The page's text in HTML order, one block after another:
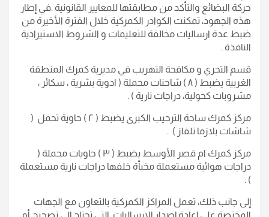
حركة البضائع والتأكد من مطابقتها للمعايير القانونية .في إطار
هذه الجهود، تمكنت الكوادر الكمركية خلال الفترة الأخيرة من
ضبط عدة ارساليات مخالفة للتعليمات و الشروط الاستيرادية
النافذة .
قسم التحري و مكافحة التهريب في مديرية كمرك المنطقة
الغربية يضبط ( ٨ ) شاحنات محملة ( ادوية بشرية ، سكائر ،
مشروبات كحولية، دراجات نارية ) .
مركز كمرك ساحة الترحيب الكبرى يضبط ( ٢ ) حاوية تحمل (
شاشات بلازما تلفاز ) .
مركز كمرك ام قصر الأوسط يضبط ( ٣ ) حاويات محملة (
دراجات هوائية مستعملة مخبأة خلفها دراجات نارية مستعملة
) .
إلى جانب ذلك، تعمل المراكز الكمركية بالتعاون مع الجهات
المختصة على إعادة إصدار الإرساليات التي تحتاج إلى تصحيح أو